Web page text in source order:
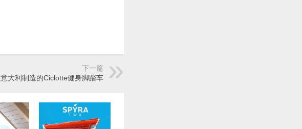
下一篇
意大利制造的Ciclotte健身脚踏车